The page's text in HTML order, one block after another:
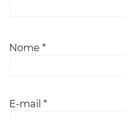
Nome *
E-mail *